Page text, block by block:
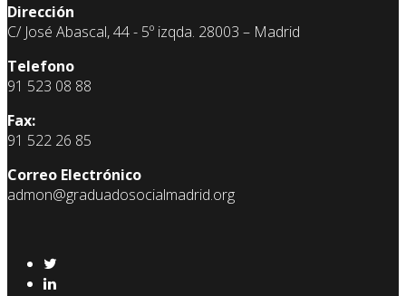
Dirección
C/ José Abascal, 44 - 5º izqda. 28003 – Madrid
Telefono
91 523 08 88
Fax:
91 522 26 85
Correo Electrónico
admon@graduadosocialmadrid.org